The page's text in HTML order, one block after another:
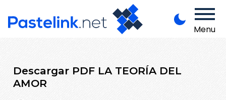
Menu
Descargar PDF LA TEORÍA DEL
AMOR